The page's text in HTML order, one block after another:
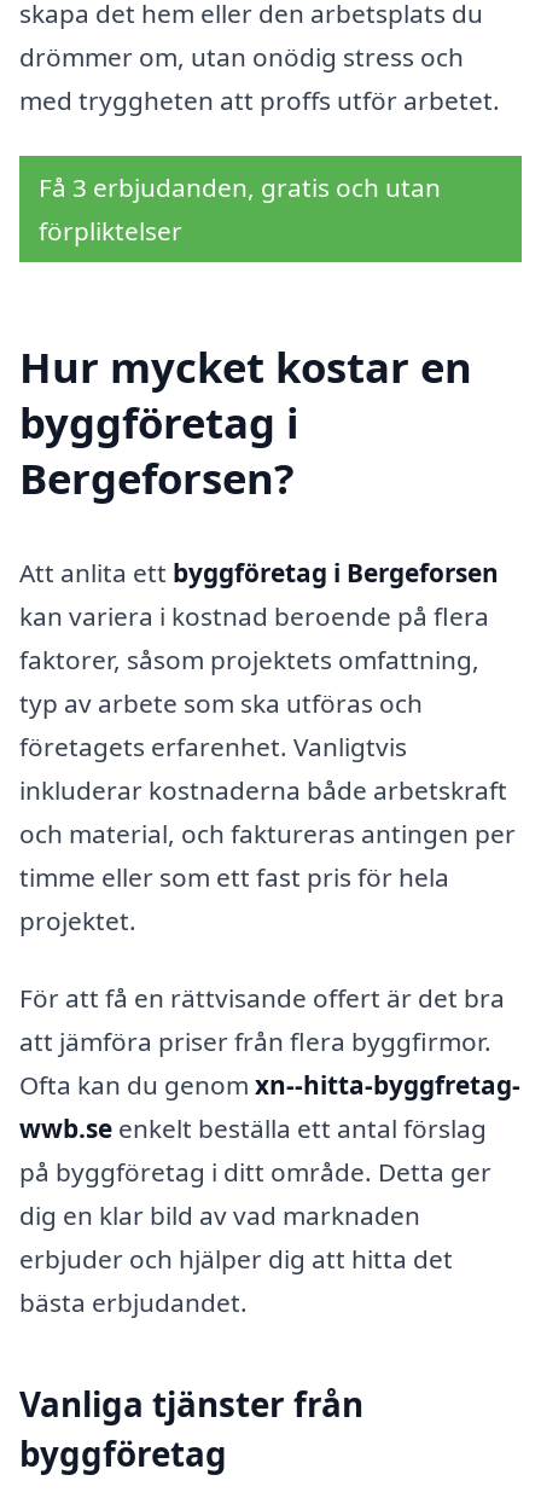
skapa det hem eller den arbetsplats du
drömmer om, utan onödig stress och
med tryggheten att proffs utför arbetet.
Få 3 erbjudanden, gratis och utan
förpliktelser
Hur mycket kostar en
byggföretag i
Bergeforsen?
Att anlita ett byggföretag i Bergeforsen
kan variera i kostnad beroende på flera
faktorer, såsom projektets omfattning,
typ av arbete som ska utföras och
företagets erfarenhet. Vanligtvis
inkluderar kostnaderna både arbetskraft
och material, och faktureras antingen per
timme eller som ett fast pris för hela
projektet.
För att få en rättvisande offert är det bra
att jämföra priser från flera byggfirmor.
Ofta kan du genom xn--hitta-byggfretag-
wwb.se enkelt beställa ett antal förslag
på byggföretag i ditt område. Detta ger
dig en klar bild av vad marknaden
erbjuder och hjälper dig att hitta det
bästa erbjudandet.
Vanliga tjänster från
byggföretag